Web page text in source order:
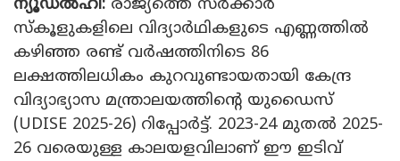
ന്യൂഡൽഹി: രാജ്യത്തെ സർക്കാർ
സ്കൂളുകളിലെ വിദ്യാർഥികളുടെ എണ്ണത്തിൽ
കഴിഞ്ഞ രണ്ട് വർഷത്തിനിടെ 86
ലക്ഷത്തിലധികം കുറവുണ്ടായതായി കേന്ദ്ര
വിദ്യാഭ്യാസ മന്ത്രാലയത്തിന്റെ യുഡൈസ്
(UDISE 2025-26) റിപ്പോർട്ട്. 2023-24 മുതൽ 2025-
26 വരെയുള്ള കാലയളവിലാണ് ഈ ഇടിവ്